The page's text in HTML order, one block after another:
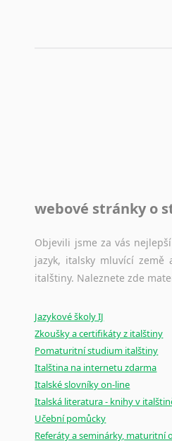
Jazykový korpus je
původního zdroje textu.
Ostatní pomůcky pro
poradny a pravidla
webové stránky o
Objevili jsme za vás
jazyk, italsky mluvící
italštiny. Naleznete zde
Jazykové školy IJ
Zkoušky a certifikáty z italštiny
Pomaturitní studium italštiny
Italština na internetu zdarma
Italské slovníky on-line
Italská literatura - knihy v
Učební pomůcky
Referáty a seminárky, maturitní